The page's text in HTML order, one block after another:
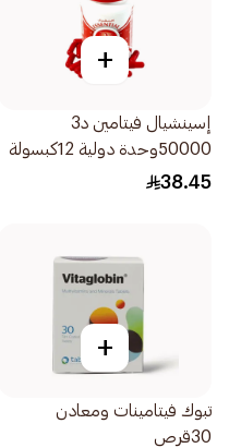
+
إسينشيال فيتامين د3
50000وحدة دولية 12كبسولة
38.45
+
تبوك فيتامينات ومعادن
30قرص